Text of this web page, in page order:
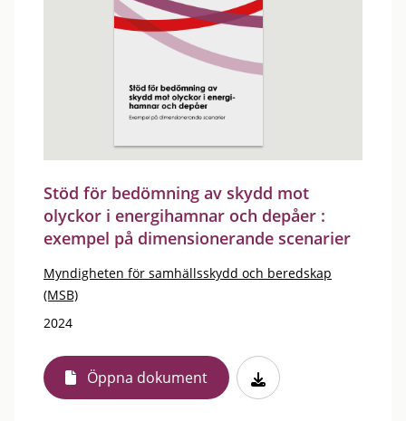
Stöd för bedömning av skydd mot
olyckor i energihamnar och depåer :
exempel på dimensionerande scenarier
Myndigheten för samhällsskydd och beredskap
(MSB)
2024
Öppna dokument